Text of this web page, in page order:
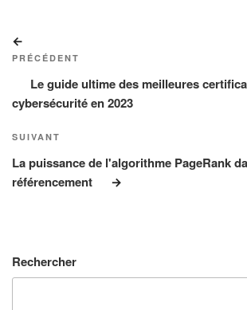
de
l’article
précédent
PRÉCÉDENT
Le guide ultime des meilleures
cybersécurité en 2023
Article
suivant
SUIVANT
La puissance de l'algorithme PageRank
référencement
Rechercher